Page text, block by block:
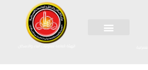
الهيئة العامة لتعاونيات البناء والاسكان